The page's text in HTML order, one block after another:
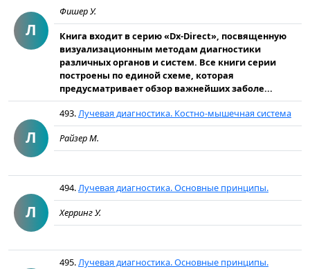
Л
Фишер У.
Книга входит в серию «Dx-Direct», посвященную
визуализационным методам диагностики
различных органов и систем. Все книги серии
построены по единой схеме, которая
предусматривает обзор важнейших заболе...
Л
493.Лучевая диагностика. Костно-мышечная система
Райзер М.
Л
494.Лучевая диагностика. Основные принципы.
Херринг У.
495.Лучевая диагностика. Основные принципы.